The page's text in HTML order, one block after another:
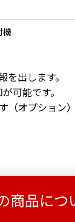
機
出します。
可能です。
オプション）
商品につ